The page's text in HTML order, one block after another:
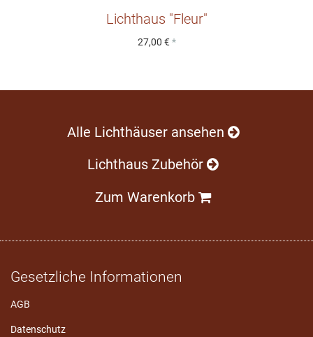
Lichthaus "Fleur"
27,00 € *
Alle Lichthäuser ansehen
Lichthaus Zubehör
Zum Warenkorb
Gesetzliche Informationen
AGB
Datenschutz